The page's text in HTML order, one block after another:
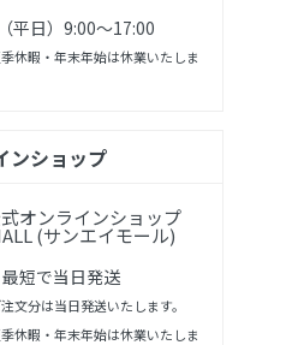
平日）9:00～17:00
休暇・年末年始は休業いたしま
ンショップ
オンラインショップ
(サンエイモール)
短で当日発送
文分は当日発送いたします。
休暇・年末年始は休業いたしま